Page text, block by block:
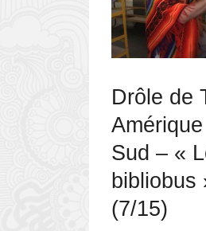
Drôle de
Sud – «
bibliobus
(7/15)